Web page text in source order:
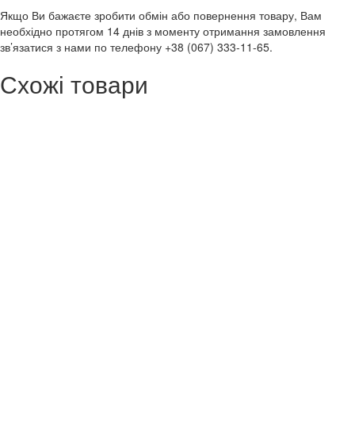
Якщо Ви бажаєте зробити обмін або повернення товару, Вам
необхідно протягом 14 днів з моменту отримання замовлення
зв’язатися з нами по телефону +38 (067) 333-11-65.
Схожі товари